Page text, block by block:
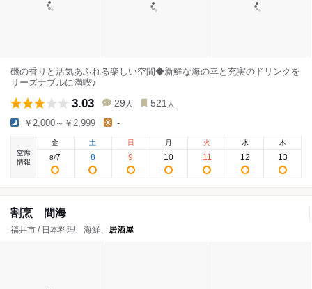
磯の香りと活気あふれる楽しい空間◆新鮮な海の幸と充実のドリンクを
リーズナブルに満喫♪
3.03 29 人 521 人
￥2,000～￥2,999 -
空席
情報
金
8/7
土
8
日
9
月
10
火
11
水
12
木
13
割烹 間海
福井市 / 日本料理、海鮮、 居酒屋